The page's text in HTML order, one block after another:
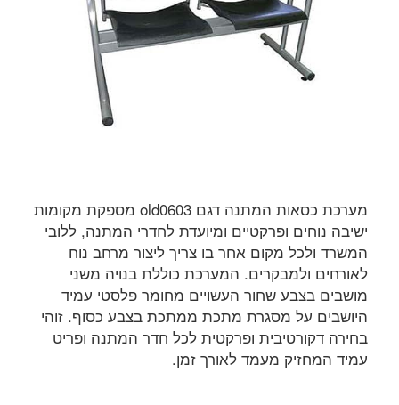
מערכת כסאות המתנה דגם old0603 מספקת מקומות
ישיבה נוחים ופרקטיים ומיועדת לחדרי המתנה, ללובי
המשרד ולכל מקום אחר בו צריך ליצור מרחב נוח
לאורחים ולמבקרים. המערכת כוללת בנויה משני
מושבים בצבע שחור העשויים מחומר פלסטי עמיד
היושבים על מסגרת מתכת ממתכת בצבע כסוף. זוהי
בחירה דקורטיבית ופרקטית לכל חדר המתנה ופריט
עמיד המחזיק מעמד לאורך זמן.